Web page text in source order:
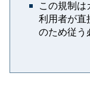
この規制は
利用者が直
のため従う